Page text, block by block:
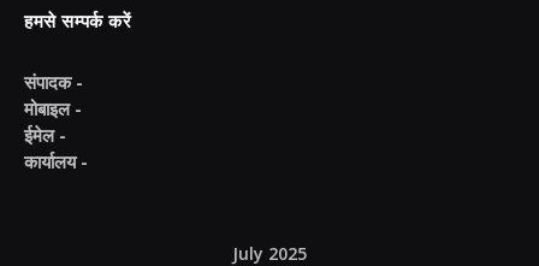
हमसे सम्पर्क करें
संपादक -
मोबाइल -
ईमेल -
कार्यालय -
July 2025